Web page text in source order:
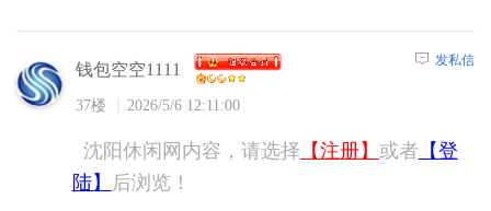
钱包空空1111
37楼 2026/5/6 12:11:00
发私信
沈阳休闲网内容，请选择 【注册】 或者 【登
陆】
后浏览！